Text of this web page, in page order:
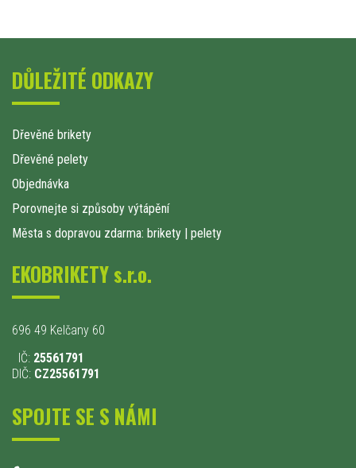
DŮLEŽITÉ ODKAZY
Dřevěné brikety
Dřevěné pelety
Objednávka
Porovnejte si způsoby výtápění
Města s dopravou zdarma: brikety | pelety
EKOBRIKETY s.r.o.
696 49 Kelčany 60
IČ: 25561791
DIČ: CZ25561791
SPOJTE SE S NÁMI